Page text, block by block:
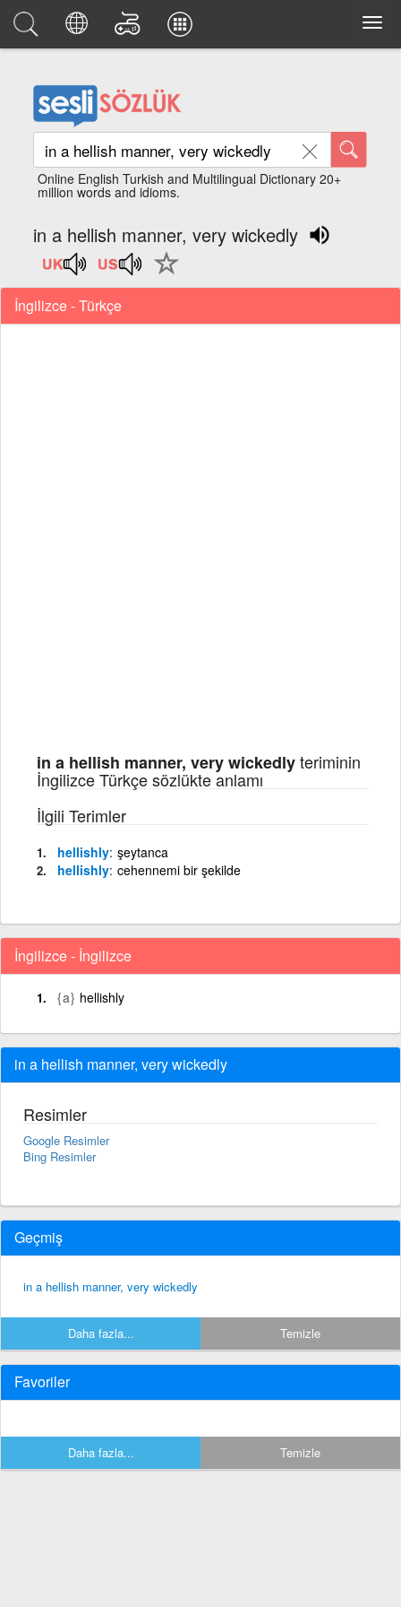
Online English Turkish and Multilingual Dictionary 20+
million words and idioms.
in a hellish manner, very wickedly
İngilizce - Türkçe
in a hellish manner, very wickedlyteriminin
İngilizce Türkçe sözlükte anlamı
İlgili Terimler
hellishly şeytanca
hellishly cehennemi bir şekilde
İngilizce - İngilizce
{a} hellishly
in a hellish manner, very wickedly
Resimler
Google Resimler
Bing Resimler
Geçmiş
in a hellish manner, very wickedly
Daha fazla... Temizle
Favoriler
Daha fazla... Temizle